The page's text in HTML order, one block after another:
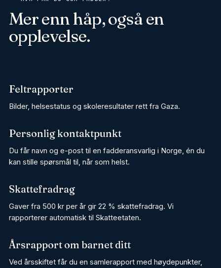
Mer enn håp, også en
opplevelse.
Feltrapporter
Bilder, helsestatus og skoleresultater rett fra Gaza.
Personlig kontaktpunkt
Du får navn og e-post til en fadderansvarlig i Norge, én du
kan stille spørsmål til, når som helst.
Skattefradrag
Gaver fra 500 kr per år gir 22 % skattefradrag. Vi
rapporterer automatisk til Skatteetaten.
Årsrapport om barnet ditt
Ved årsskiftet får du en samlerapport med høydepunkter,